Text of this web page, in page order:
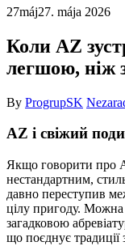
27máj27. mája 2026
Коли AZ
легшою, ніж
By ProgrupSK
AZ і свіжий
Якщо говорити про
нестандартним,
давно переступив
цілу пригоду. Можна
загадковою
що поєднує традиції